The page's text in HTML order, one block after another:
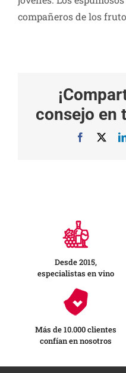
compañeros de los
consejo en
Facebook
Desde 2015,
especialistas en vino
Más de 10.000 clientes
confían en nosotros